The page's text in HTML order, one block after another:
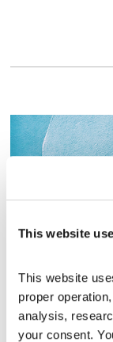
This website
This website
proper
analysis,
your consent.